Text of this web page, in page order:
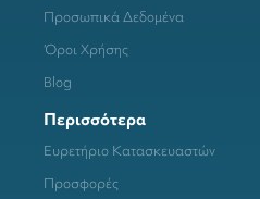
Προσωπικά Δεδομένα
Όροι Χρήσης
Blog
Περισσότερα
Ευρετήριο Κατασκευαστών
Προσφορές